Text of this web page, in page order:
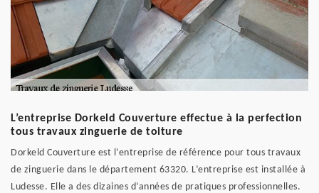
L’entreprise Dorkeld Couverture effectue à la perfection
tous travaux zinguerie de toiture
Dorkeld Couverture est l’entreprise de référence pour tous travaux
de zinguerie dans le département 63320. L’entreprise est installée à
Ludesse. Elle a des dizaines d’années de pratiques professionnelles.